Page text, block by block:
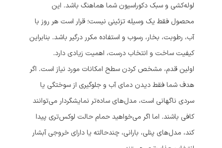
لوله‌کشی و سبک دکوراسیون شما هماهنگ باشد. این
محصول فقط یک وسیله تزئینی نیست؛ قرار است هر روز با
آب، رطوبت، بخار، رسوب و استفاده مکرر درگیر باشد. بنابراین
کیفیت ساخت و انتخاب درست، اهمیت زیادی دارد.
اولین قدم، مشخص کردن سطح امکانات مورد نیاز است. اگر
هدف شما فقط دیدن دمای آب و جلوگیری از سوختگی یا
سردی ناگهانی است، مدل‌های ساده‌تر نمایشگردار می‌توانند
کافی باشند. اما اگر می‌خواهید حمام حالت لوکس‌تری پیدا
کند، مدل‌های پنلی، بارانی، چندحالته یا دارای خروجی آبشار